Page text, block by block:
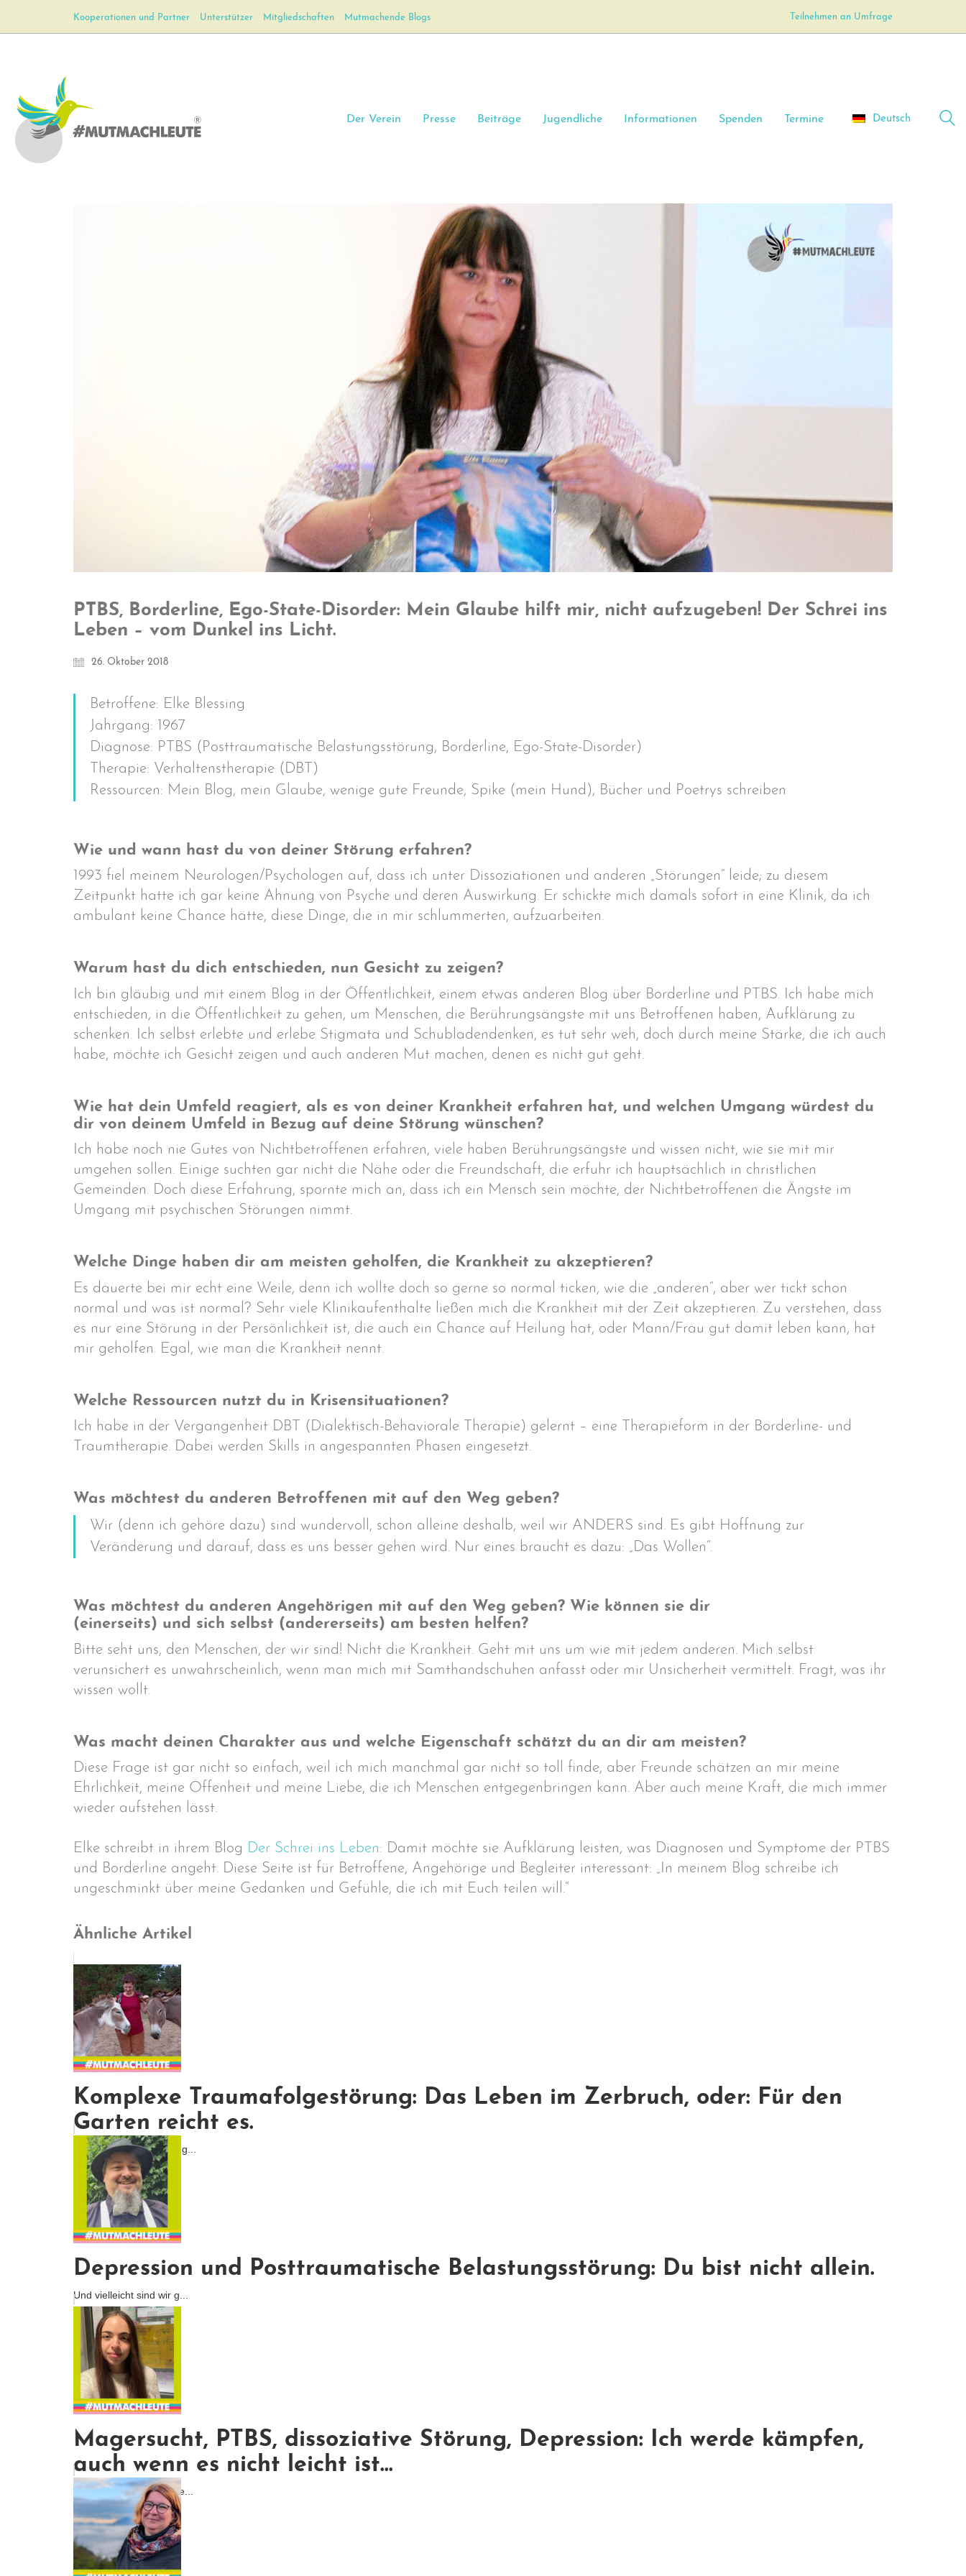
Kooperationen und Partner Unterstützer Mitgliedschaften Mutmachende Blogs Teilnehmen an Umfrage
Der Verein Presse Beiträge Jugendliche Informationen Spenden Termine Deutsch
PTBS, Borderline, Ego-State-Disorder: Mein Glaube hilft mir, nicht aufzugeben! Der Schrei ins
Leben – vom Dunkel ins Licht.
26. Oktober 2018
Betroffene: Elke Blessing
Jahrgang: 1967
Diagnose: PTBS (Posttraumatische Belastungsstörung, Borderline, Ego-State-Disorder)
Therapie: Verhaltenstherapie (DBT)
Ressourcen: Mein Blog, mein Glaube, wenige gute Freunde, Spike (mein Hund), Bücher und Poetrys schreiben
Wie und wann hast du von deiner Störung erfahren?
1993 fiel meinem Neurologen/Psychologen auf, dass ich unter Dissoziationen und anderen „Störungen“ leide; zu diesem
Zeitpunkt hatte ich gar keine Ahnung von Psyche und deren Auswirkung. Er schickte mich damals sofort in eine Klinik, da ich
ambulant keine Chance hätte, diese Dinge, die in mir schlummerten, aufzuarbeiten.
Warum hast du dich entschieden, nun Gesicht zu zeigen?
Ich bin gläubig und mit einem Blog in der Öffentlichkeit, einem etwas anderen Blog über Borderline und PTBS. Ich habe mich
entschieden, in die Öffentlichkeit zu gehen, um Menschen, die Berührungsängste mit uns Betroffenen haben, Aufklärung zu
schenken. Ich selbst erlebte und erlebe Stigmata und Schubladendenken, es tut sehr weh, doch durch meine Stärke, die ich auch
habe, möchte ich Gesicht zeigen und auch anderen Mut machen, denen es nicht gut geht.
Wie hat dein Umfeld reagiert, als es von deiner Krankheit erfahren hat, und welchen Umgang würdest du
dir von deinem Umfeld in Bezug auf deine Störung wünschen?
Ich habe noch nie Gutes von Nichtbetroffenen erfahren, viele haben Berührungsängste und wissen nicht, wie sie mit mir
umgehen sollen. Einige suchten gar nicht die Nähe oder die Freundschaft, die erfuhr ich hauptsächlich in christlichen
Gemeinden. Doch diese Erfahrung, spornte mich an, dass ich ein Mensch sein möchte, der Nichtbetroffenen die Ängste im
Umgang mit psychischen Störungen nimmt.
Welche Dinge haben dir am meisten geholfen, die Krankheit zu akzeptieren?
Es dauerte bei mir echt eine Weile, denn ich wollte doch so gerne so normal ticken, wie die „anderen“, aber wer tickt schon
normal und was ist normal? Sehr viele Klinikaufenthalte ließen mich die Krankheit mit der Zeit akzeptieren. Zu verstehen, dass
es nur eine Störung in der Persönlichkeit ist, die auch ein Chance auf Heilung hat, oder Mann/Frau gut damit leben kann, hat
mir geholfen. Egal, wie man die Krankheit nennt.
Welche Ressourcen nutzt du in Krisensituationen?
Ich habe in der Vergangenheit DBT (Dialektisch-Behaviorale Therapie) gelernt – eine Therapieform in der Borderline- und
Traumtherapie. Dabei werden Skills in angespannten Phasen eingesetzt.
Was möchtest du anderen Betroffenen mit auf den Weg geben?
Wir (denn ich gehöre dazu) sind wundervoll, schon alleine deshalb, weil wir ANDERS sind. Es gibt Hoffnung zur
Veränderung und darauf, dass es uns besser gehen wird. Nur eines braucht es dazu: „Das Wollen“.
Was möchtest du anderen Angehörigen mit auf den Weg geben? Wie können sie dir
(einerseits) und sich selbst (andererseits) am besten helfen?
Bitte seht uns, den Menschen, der wir sind! Nicht die Krankheit. Geht mit uns um wie mit jedem anderen. Mich selbst
verunsichert es unwahrscheinlich, wenn man mich mit Samthandschuhen anfasst oder mir Unsicherheit vermittelt. Fragt, was ihr
wissen wollt.
Was macht deinen Charakter aus und welche Eigenschaft schätzt du an dir am meisten?
Diese Frage ist gar nicht so einfach, weil ich mich manchmal gar nicht so toll finde, aber Freunde schätzen an mir meine
Ehrlichkeit, meine Offenheit und meine Liebe, die ich Menschen entgegenbringen kann. Aber auch meine Kraft, die mich immer
wieder aufstehen lässt.
Elke schreibt in ihrem Blog Der Schrei ins Leben: Damit möchte sie Aufklärung leisten, was Diagnosen und Symptome der PTBS
und Borderline angeht. Diese Seite ist für Betroffene, Angehörige und Begleiter interessant: „In meinem Blog schreibe ich
ungeschminkt über meine Gedanken und Gefühle, die ich mit Euch teilen will.“
Ähnliche Artikel
Komplexe Traumafolgestörung: Das Leben im Zerbruch, oder: Für den
Garten reicht es.
Tatsächlich habe ich es g...
Depression und Posttraumatische Belastungsstörung: Du bist nicht allein.
Und vielleicht sind wir g...
Magersucht, PTBS, dissoziative Störung, Depression: Ich werde kämpfen,
auch wenn es nicht leicht ist...
Ich wollte nicht, dass me...